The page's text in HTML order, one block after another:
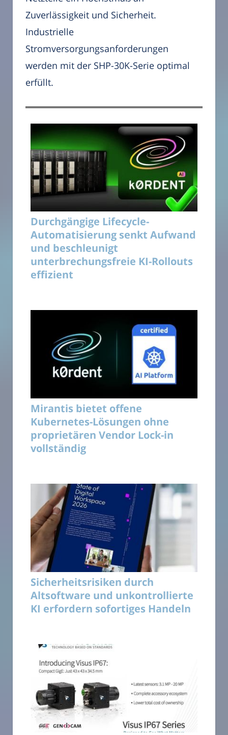
Zuverlässigkeit und Sicherheit.
Industrielle
Stromversorgungsanforderungen
werden mit der SHP-30K-Serie optimal
erfüllt.
Durchgängige Lifecycle-
Automatisierung senkt Aufwand
und beschleunigt
unterbrechungsfreie KI-Rollouts
effizient
Mirantis bietet offene
Kubernetes-Lösungen ohne
proprietären Vendor Lock-in
vollständig
Sicherheitsrisiken durch
Altsoftware und unkontrollierte
KI erfordern sofortiges Handeln